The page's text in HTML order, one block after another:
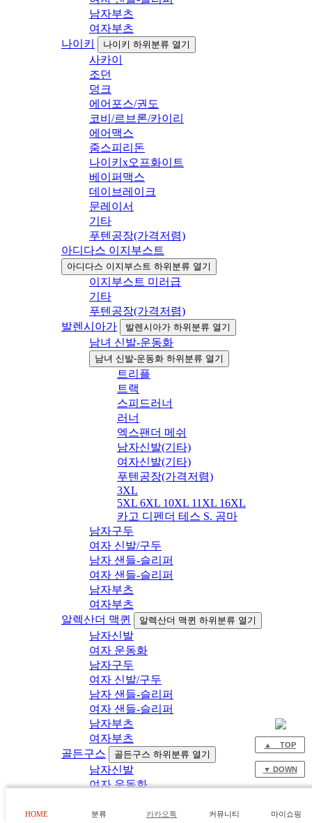
남자부츠
여자부츠
나이키
나이키 하위분류 열기
사카이
조던
덩크
에어포스/권도
코비/르브론/카이리
에어맥스
줌스피리돈
나이키x오프화이트
베이퍼맥스
데이브레이크
문레이서
기타
푸텐공장(가격저렴)
아디다스 이지부스트
아디다스 이지부스트 하위분류 열기
이지부스트 미러급
기타
푸텐공장(가격저렴)
발렌시아가
발렌시아가 하위분류 열기
남녀 신발-운동화
남녀 신발-운동화 하위분류 열기
트리플
트랙
스피드러너
러너
엑스팬더 메쉬
남자신발(기타)
여자신발(기타)
푸텐공장(가격저렴)
3XL
5XL 6XL 10XL 11XL 16XL
카고 디펜더 테스 S. 곰마
남자구두
여자 신발/구두
남자 샌들-슬리퍼
여자 샌들-슬리퍼
남자부츠
여자부츠
알렉산더 맥퀸
알렉산더 맥퀸 하위분류 열기
남자신발
여자 운동화
남자구두
여자 신발/구두
남자 샌들-슬리퍼
여자 샌들-슬리퍼
남자부츠
여자부츠
골든구스
골든구스 하위분류 열기
남자신발
여자 운동화
여자 신발/구두
HOME 분류 카카오톡 커뮤니티 마이쇼핑
▲ TOP
▼ DOWN